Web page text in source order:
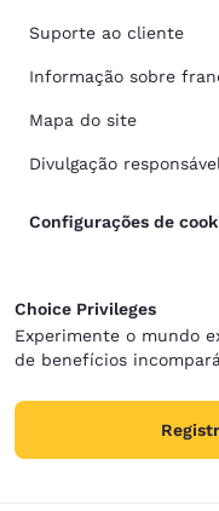
Suporte ao cliente
Informação sobre
Mapa do site
Divulgação responsável
Configurações de
Choice Privileges
Experimente o mundo
de benefícios